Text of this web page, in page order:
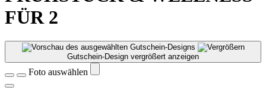
FÜR 2
Gutschein-Design vergrößert anzeigen
Foto auswählen